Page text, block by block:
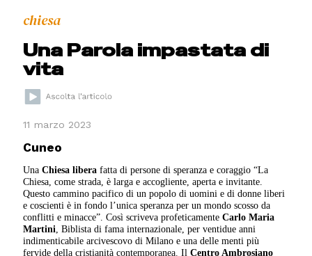
chiesa
Una Parola impastata di
vita
11 marzo 2023
Cuneo
Una Chiesa libera fatta di persone di speranza e coraggio “La
Chiesa, come strada, è larga e accogliente, aperta e invitante.
Questo cammino pacifico di un popolo di uomini e di donne liberi
e coscienti è in fondo l’unica speranza per un mondo scosso da
conflitti e minacce”. Così scriveva profeticamenteCarlo Maria
Martini , Biblista di fama internazionale, per ventidue anni
indimenticabile arcivescovo di Milano e una delle menti più
fervide della cristianità contemporanea. IlCentro Ambrosiano